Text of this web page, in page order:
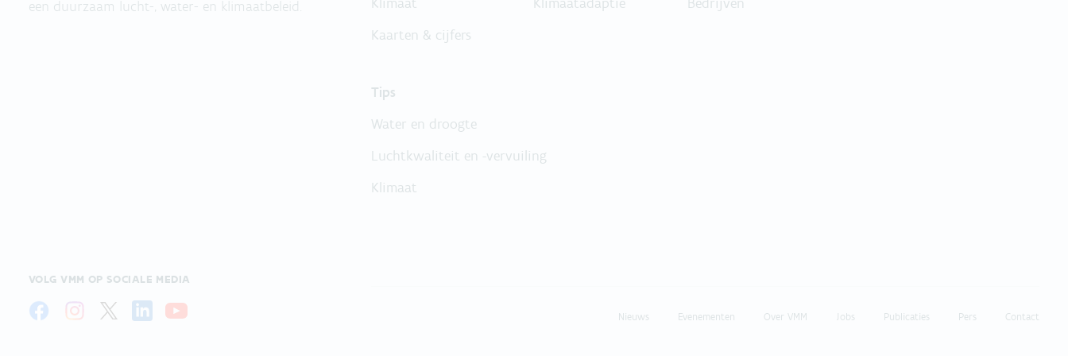
een duurzaam lucht-, water- en klimaatbeleid.
VOLG VMM OP SOCIALE MEDIA
Kaarten & cijfers
Tips
Water en droogte
Luchtkwaliteit en -vervuiling
Klimaat
Nieuws Evenementen Over VMM Jobs Publicaties Pers Contact